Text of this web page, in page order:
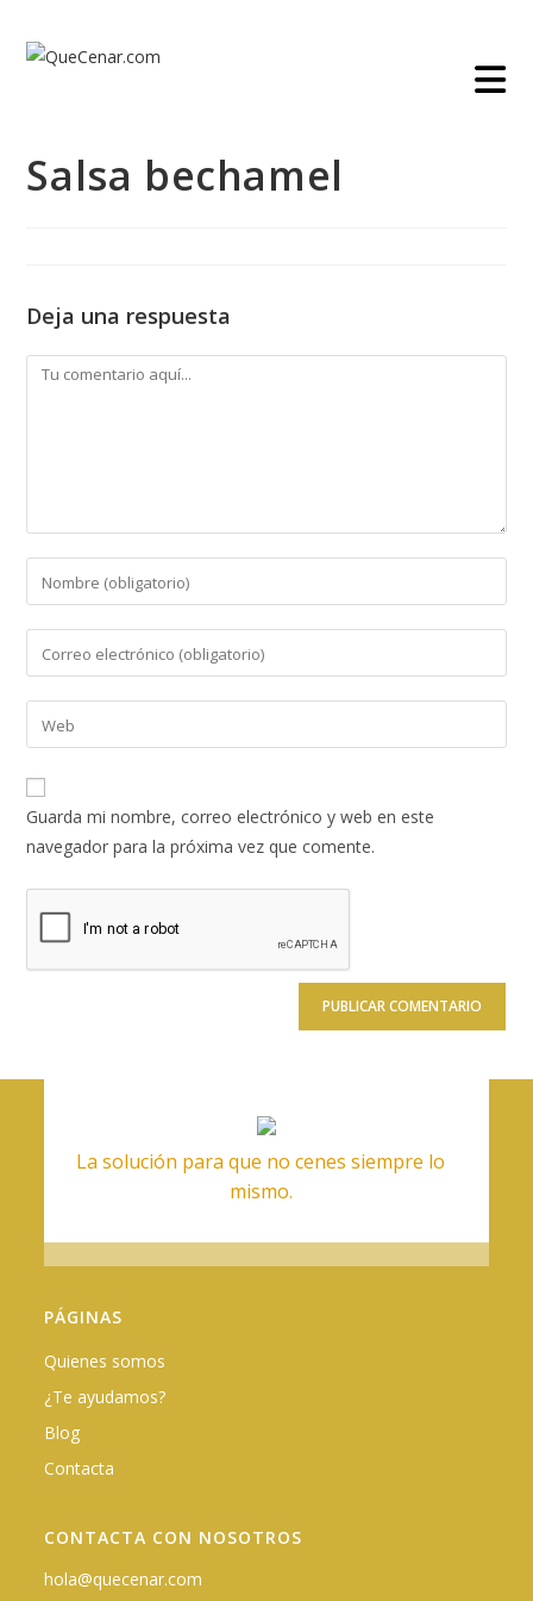
contenido
Salsa bechamel
Deja una respuesta
Comentario
Introduce
tu
nombre
de
usuario
para
comentar
tu
dirección
de
electrónico
para
comentar
Introduce
la
URL
de
(opcional)
Guarda mi nombre, correo electrónico y web en este
navegador para la próxima vez que comente.
La solución para que no cenes siempre lo
mismo.
PÁGINAS
Quienes somos
¿Te ayudamos?
Blog
Contacta
CONTACTA CON NOSOTROS
hola@quecenar.com